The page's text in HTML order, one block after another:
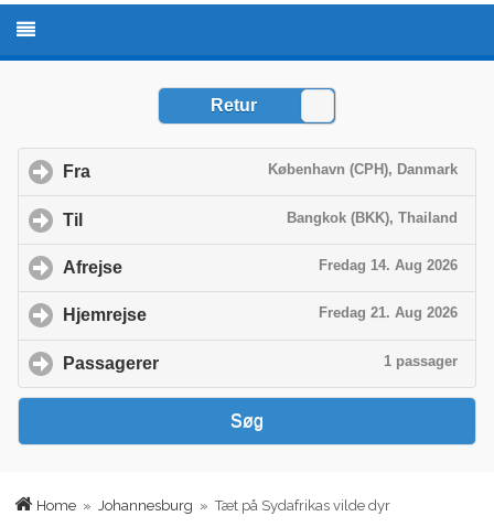
Home »Johannesburg » Tæt på Sydafrikas vilde dyr